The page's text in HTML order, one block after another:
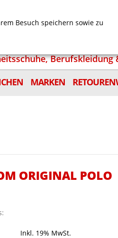
MARKEN
ORIGINAL POLO
Inkl. 19% MwSt.
Besuch speichern sowie zu